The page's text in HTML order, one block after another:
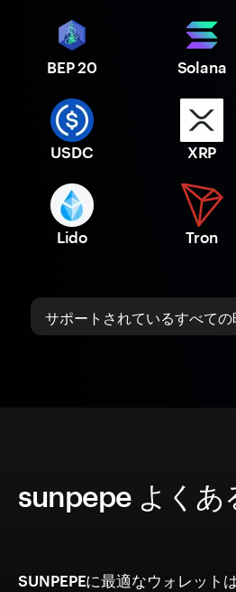
BEP 20 Solana
USDC XRP
Lido Tron
サポートされているすべて
sunpepe よくあ
SUNPEPEに最適なウォレット